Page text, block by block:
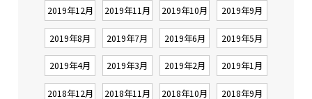
2019年12月 2019年11月 2019年10月 2019年9月
2019年8月 2019年7月 2019年6月 2019年5月
2019年4月 2019年3月 2019年2月 2019年1月
2018年12月 2018年11月 2018年10月 2018年9月